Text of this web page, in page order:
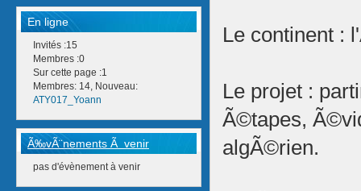
En ligne
Invités :15
Membres :0
Sur cette page :1
Membres: 14, Nouveau:
ATY017_Yoann
Ã‰vÃ¨nements Ã venir
pas d'évènement à venir
Le continent :
Le projet :
Ã©tapes,
algÃ©rien.